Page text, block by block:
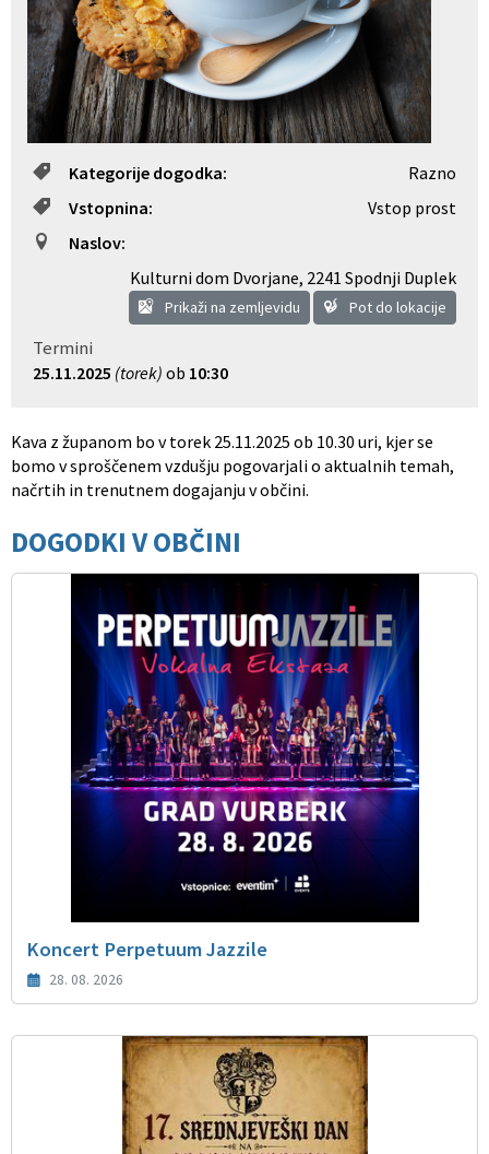
Kategorije dogodka:
Razno
Vstopnina:
Vstop prost
Naslov:
Kulturni dom Dvorjane, 2241 Spodnji Duplek
Prikaži na zemljevidu Pot do lokacije
Termini
25.11.2025 (torek) ob 10:30
Kava z županom bo v torek 25.11.2025 ob 10.30 uri, kjer se
bomo v sproščenem vzdušju pogovarjali o aktualnih temah,
načrtih in trenutnem dogajanju v občini.
DOGODKI V OBČINI
Koncert Perpetuum Jazzile
28. 08. 2026
Občinski nagrajenci
Vaške skupnosti
Uradne ure
Vizitka
Proračun občine
Lokalne volitve
Prostorski akti občine
Kohezijski projekti